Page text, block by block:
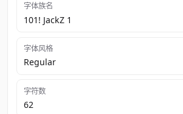
字体族名
101! JackZ 1
字体风格
Regular
字符数
62